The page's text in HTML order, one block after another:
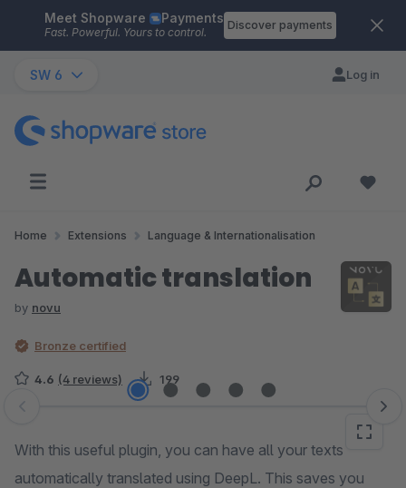
Skip to main content
Meet Shopware Payments
Fast. Powerful. Yours to control.
Discover payments
SW 6 Log in
Home Extensions Language & Internationalisation
Automatic translation
by novu
Bronze certified
4.6 (4 reviews) 199
Skip image gallery
With this useful plugin, you can have all your texts
automatically translated using DeepL. This saves you